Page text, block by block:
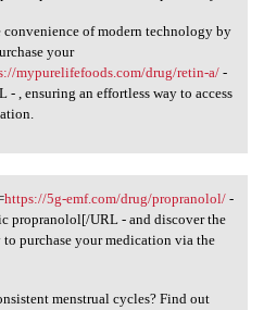
convenience of modern technology by
your
mypurelifefoods.com/drug/retin-a/-
- , ensuring an effortless way to access
5g-emf.com
https://5g-emf.com/drug/propranolol/-
propranolol[/URL - and discover the
to purchase your medication via the
menstrual cycles? Find out